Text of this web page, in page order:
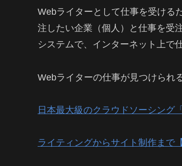
Webライターとして仕事を受ける
注したい企業（個人）と仕事を受
システムで、インターネット上で
Webライターの仕事が見つけられ
日本最大級のクラウドソーシング
ライティングからサイト制作まで